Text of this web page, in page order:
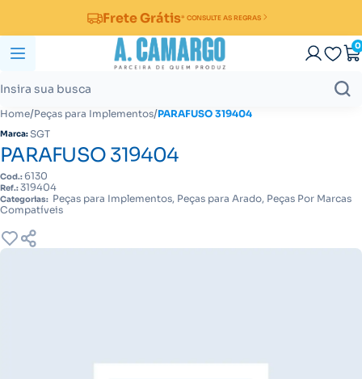
Frete Grátis* CONSULTE AS REGRAS
0
Home/Peças para Implementos/PARAFUSO 319404
Marca:SGT
PARAFUSO 319404
Cod.: 6130
Ref.:319404
Categorias: Peças para Implementos, Peças para Arado, Peças Por Marcas
Compatíveis